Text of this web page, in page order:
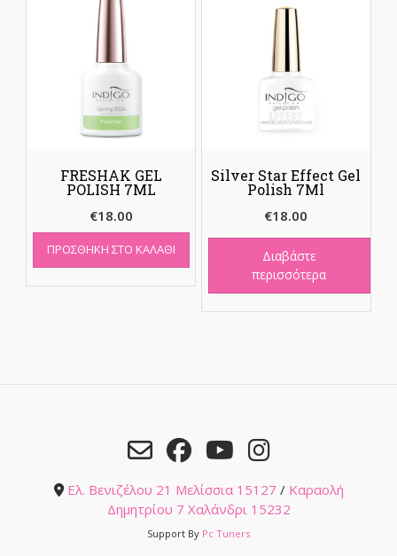
FRESHAK GEL
POLISH 7ML
€18.00
ΠΡΟΣΘΉΚΗ ΣΤΟ ΚΑΛΆΘΙ
Silver Star Effect Gel
Polish 7Ml
€18.00
Διαβάστε
περισσότερα
Ελ. Βενιζέλου 21 Μελίσσια 15127 / Καραολή
Δημητρίου 7 Χαλάνδρι 15232
Support By Pc Tuners